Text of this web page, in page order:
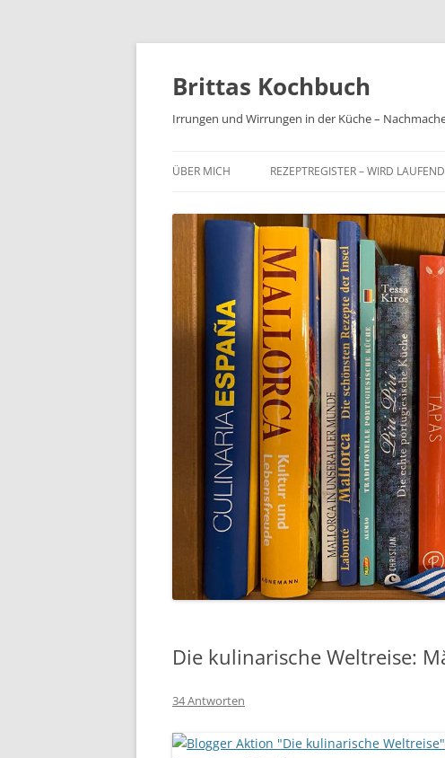
Brittas Kochbuch
Irrungen und Wirrungen in der Küche –
ÜBER MICH REZEPTREGISTER – WIRD
Die kulinarische Weltreise:
34 Antworten